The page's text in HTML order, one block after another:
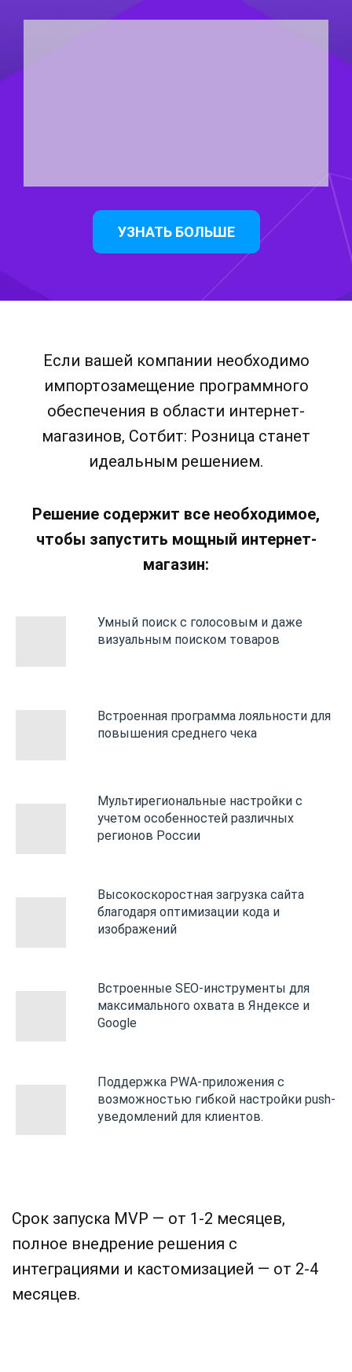
УЗНАТЬ БОЛЬШЕ
Если вашей компании необходимо
импортозамещение программного
обеспечения в области интернет-
магазинов, Сотбит: Розница станет
идеальным решением.
Решение содержит все необходимое,
чтобы запустить мощный интернет-
магазин:
Умный поиск с голосовым и даже
визуальным поиском товаров
Встроенная программа лояльности для
повышения среднего чека
Мультирегиональные настройки с
учетом особенностей различных
регионов России
Высокоскоростная загрузка сайта
благодаря оптимизации кода и
изображений
Встроенные SEO-инструменты для
максимального охвата в Яндексе и
Google
Поддержка PWA-приложения с
возможностью гибкой настройки push-
уведомлений для клиентов.
Срок запуска MVP — от 1-2 месяцев,
полное внедрение решения с
интеграциями и кастомизацией — от 2-4
месяцев.